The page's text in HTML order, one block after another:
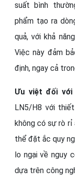
suất bình
phẩm tạo ra
quả, với khả
Việc này đảm
định, ngay cả
Ưu việt đối
LN5/H8 với
không có sự rò rỉ
thể đặt ắc quy
lo ngại về nguy
dựa trên công